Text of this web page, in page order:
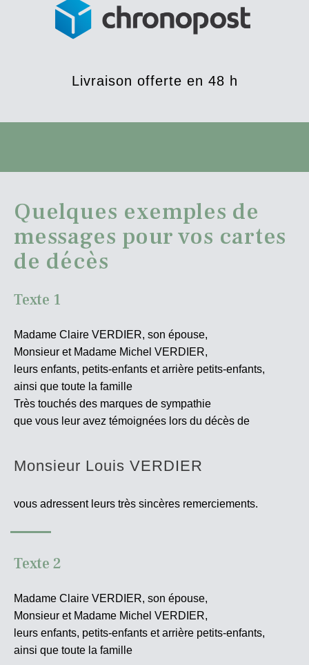
Livraison offerte en 48 h
Quelques exemples de
messages pour vos cartes
de décès
Texte 1
Madame Claire VERDIER, son épouse,
Monsieur et Madame Michel VERDIER,
leurs enfants, petits-enfants et arrière petits-enfants,
ainsi que toute la famille
Très touchés des marques de sympathie
que vous leur avez témoignées lors du décès de
Monsieur Louis VERDIER
vous adressent leurs très sincères remerciements.
Texte 2
Madame Claire VERDIER, son épouse,
Monsieur et Madame Michel VERDIER,
leurs enfants, petits-enfants et arrière petits-enfants,
ainsi que toute la famille